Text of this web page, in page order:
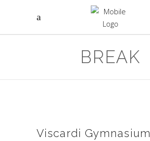
BREAK
Viscardi Gymnasium